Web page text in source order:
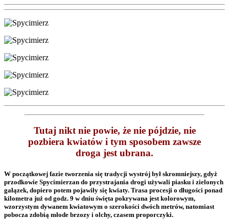
Tutaj nikt nie powie, że nie pójdzie, nie
pozbiera kwiatów i tym sposobem zawsze
droga jest ubrana.
W początkowej fazie tworzenia się tradycji wystrój był skromniejszy, gdyż
przodkowie Spycimierzan do przystrajania drogi używali piasku i zielonych
gałązek, dopiero potem pojawiły się kwiaty. Trasa procesji o długości ponad
kilometra już od godz. 9 w dniu święta pokrywana jest kolorowym,
wzorzystym dywanem kwiatowym o szerokości dwóch metrów, natomiast
pobocza zdobią młode brzozy i olchy, czasem proporczyki.